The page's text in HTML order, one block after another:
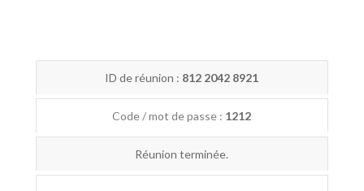
ID de réunion : 812 2042 8921
Code / mot de passe : 1212
Réunion terminée.